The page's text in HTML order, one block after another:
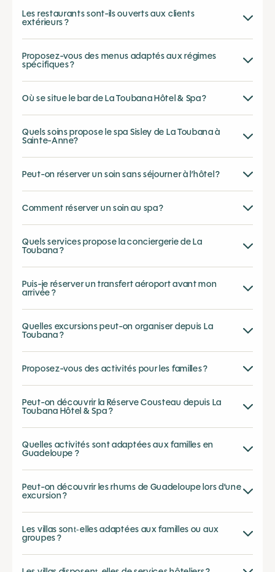
Les restaurants sont-ils ouverts aux clients
extérieurs ?
Proposez-vous des menus adaptés aux régimes
spécifiques ?
Où se situe le bar de La Toubana Hôtel & Spa ?
Quels soins propose le spa Sisley de La Toubana à
Sainte-Anne?
Peut-on réserver un soin sans séjourner à l’hôtel ?
Comment réserver un soin au spa ?
Quels services propose la conciergerie de La
Toubana ?
Puis-je réserver un transfert aéroport avant mon
arrivée ?
Quelles excursions peut-on organiser depuis La
Toubana ?
Proposez-vous des activités pour les familles ?
Peut-on découvrir la Réserve Cousteau depuis La
Toubana Hôtel & Spa ?
Quelles activités sont adaptées aux familles en
Guadeloupe ?
Peut-on découvrir les rhums de Guadeloupe lors d’une
excursion ?
Les villas sont‑elles adaptées aux familles ou aux
groupes ?